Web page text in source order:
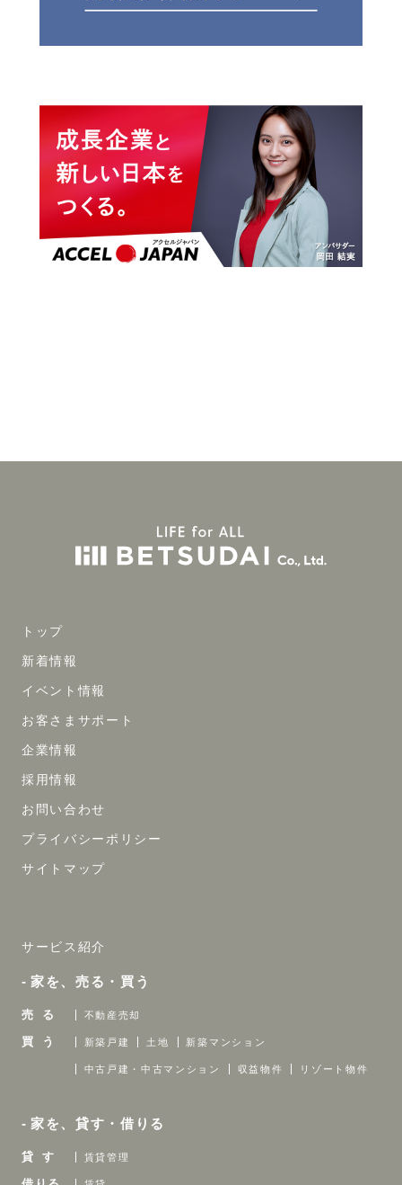
トップ
新着情報
イベント情報
お客さまサポート
企業情報
採用情報
お問い合わせ
プライバシーポリシー
サイトマップ
サービス紹介
家を、売る・買う
売 る 不動産売却
買 う 新築戸建 土地 新築マンション
中古戸建・中古マンション 収益物件 リゾート物件
家を、貸す・借りる
貸 す 賃貸管理